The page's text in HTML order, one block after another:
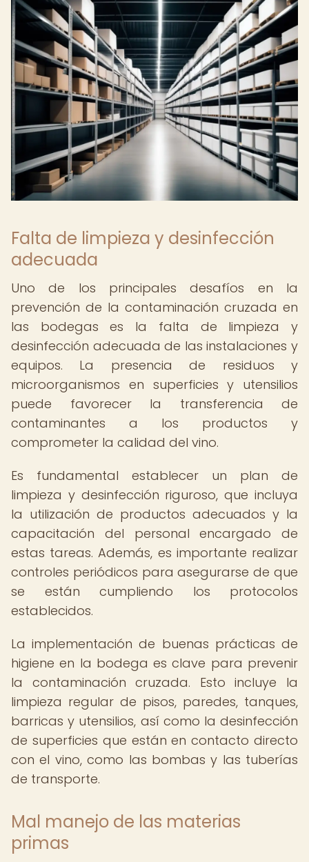
Falta de limpieza y desinfección
adecuada
Uno de los principales desafíos en la
prevención de la contaminación cruzada en
las bodegas es la falta de limpieza y
desinfección adecuada de las instalaciones y
equipos. La presencia de residuos y
microorganismos en superficies y utensilios
puede favorecer la transferencia de
contaminantes a los productos y
comprometer la calidad del vino.
Es fundamental establecer un plan de
limpieza y desinfección riguroso, que incluya
la utilización de productos adecuados y la
capacitación del personal encargado de
estas tareas. Además, es importante realizar
controles periódicos para asegurarse de que
se están cumpliendo los protocolos
establecidos.
La implementación de buenas prácticas de
higiene en la bodega es clave para prevenir
la contaminación cruzada. Esto incluye la
limpieza regular de pisos, paredes, tanques,
barricas y utensilios, así como la desinfección
de superficies que están en contacto directo
con el vino, como las bombas y las tuberías
de transporte.
Mal manejo de las materias
primas